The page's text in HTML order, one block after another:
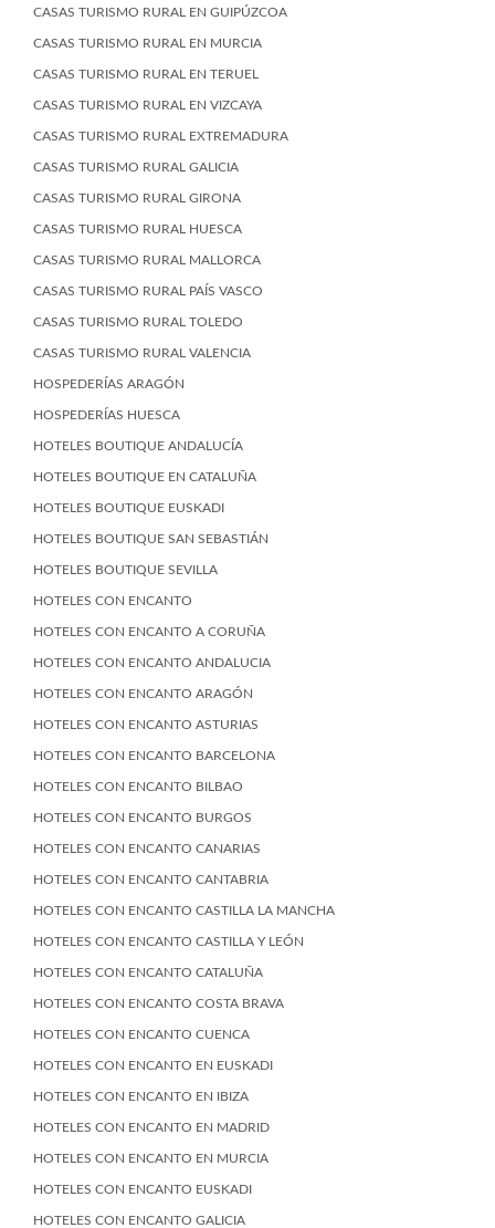
CASAS TURISMO RURAL EN GUIPÚZCOA
CASAS TURISMO RURAL EN MURCIA
CASAS TURISMO RURAL EN TERUEL
CASAS TURISMO RURAL EN VIZCAYA
CASAS TURISMO RURAL EXTREMADURA
CASAS TURISMO RURAL GALICIA
CASAS TURISMO RURAL GIRONA
CASAS TURISMO RURAL HUESCA
CASAS TURISMO RURAL MALLORCA
CASAS TURISMO RURAL PAÍS VASCO
CASAS TURISMO RURAL TOLEDO
CASAS TURISMO RURAL VALENCIA
HOSPEDERÍAS ARAGÓN
HOSPEDERÍAS HUESCA
HOTELES BOUTIQUE ANDALUCÍA
HOTELES BOUTIQUE EN CATALUÑA
HOTELES BOUTIQUE EUSKADI
HOTELES BOUTIQUE SAN SEBASTIÁN
HOTELES BOUTIQUE SEVILLA
HOTELES CON ENCANTO
HOTELES CON ENCANTO A CORUÑA
HOTELES CON ENCANTO ANDALUCIA
HOTELES CON ENCANTO ARAGÓN
HOTELES CON ENCANTO ASTURIAS
HOTELES CON ENCANTO BARCELONA
HOTELES CON ENCANTO BILBAO
HOTELES CON ENCANTO BURGOS
HOTELES CON ENCANTO CANARIAS
HOTELES CON ENCANTO CANTABRIA
HOTELES CON ENCANTO CASTILLA LA MANCHA
HOTELES CON ENCANTO CASTILLA Y LEÓN
HOTELES CON ENCANTO CATALUÑA
HOTELES CON ENCANTO COSTA BRAVA
HOTELES CON ENCANTO CUENCA
HOTELES CON ENCANTO EN EUSKADI
HOTELES CON ENCANTO EN IBIZA
HOTELES CON ENCANTO EN MADRID
HOTELES CON ENCANTO EN MURCIA
HOTELES CON ENCANTO EUSKADI
HOTELES CON ENCANTO GALICIA